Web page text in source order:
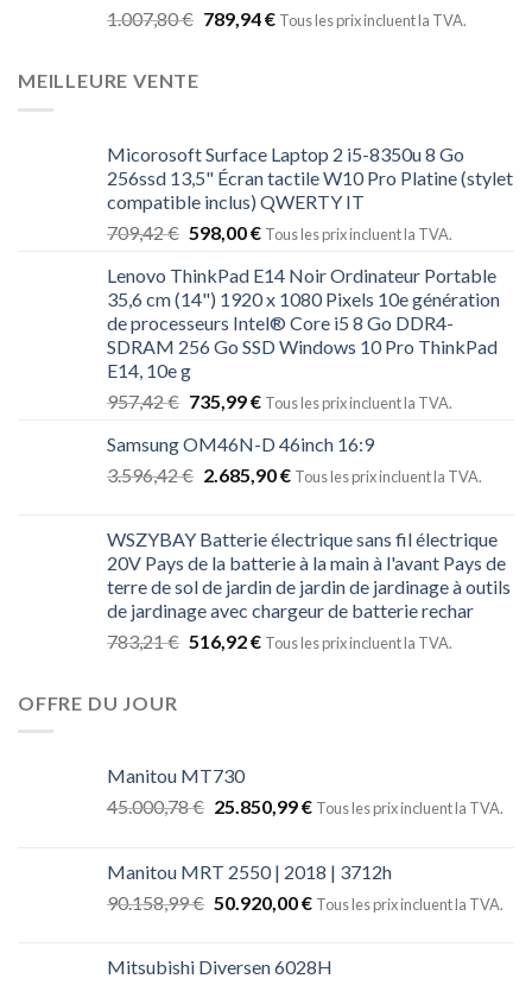
1.007,80€ 789,94€ Tous les prix incluent la TVA.
MEILLEURE VENTE
Micorosoft Surface Laptop 2 i5-8350u 8 Go
256ssd 13,5" Écran tactile W10 Pro Platine (stylet
compatible inclus) QWERTY IT
709,42€ 598,00€ Tous les prix incluent la TVA.
Lenovo ThinkPad E14 Noir Ordinateur Portable
35,6 cm (14") 1920 x 1080 Pixels 10e génération
de processeurs Intel® Core i5 8 Go DDR4-
SDRAM 256 Go SSD Windows 10 Pro ThinkPad
E14, 10e g
957,42€ 735,99€ Tous les prix incluent la TVA.
Samsung OM46N-D 46inch 16:9
3.596,42€ 2.685,90€ Tous les prix incluent la TVA.
WSZYBAY Batterie électrique sans fil électrique
20V Pays de la batterie à la main à l'avant Pays de
terre de sol de jardin de jardin de jardinage à outils
de jardinage avec chargeur de batterie rechar
783,21€ 516,92€ Tous les prix incluent la TVA.
OFFRE DU JOUR
Manitou MT730
45.000,78€ 25.850,99€ Tous les prix incluent la TVA.
Manitou MRT 2550 | 2018 | 3712h
90.158,99€ 50.920,00€ Tous les prix incluent la TVA.
Mitsubishi Diversen 6028H